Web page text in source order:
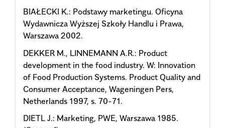
BIAŁECKI K.: Podstawy marketingu. Oficyna
Wydawnicza Wyższej Szkoły Handlu i Prawa,
Warszawa 2002.
DEKKER M., LINNEMANN A.R.: Product
development in the food industry. W: Innovation
of Food Production Systems. Product Quality and
Consumer Acceptance, Wageningen Pers,
Netherlands 1997, s. 70-71.
DIETL J.: Marketing, PWE, Warszawa 1985.